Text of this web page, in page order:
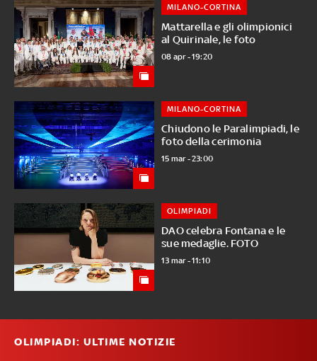
Mattarella e gli olimpionici
al Quirinale, le foto
MILANO-CORTINA
08 apr - 19:20
Chiudono le Paralimpiadi, le
foto della cerimonia
MILANO-CORTINA
15 mar - 23:00
DAO celebra Fontana e le
sue medaglie. FOTO
OLIMPIADI
13 mar - 11:10
OLIMPIADI: ULTIME NOTIZIE